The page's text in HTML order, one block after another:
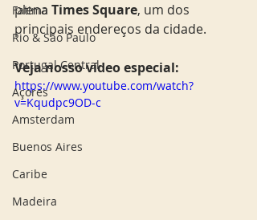
Fatima
Rio & São Paulo
Portugal Central
Açores
Amsterdam
Buenos Aires
Caribe
Madeira
plena Times Square, um dos
principais endereços da cidade.
Veja nosso vídeo especial:
https://www.youtube.com/watch?
v=Kqudpc9OD-c